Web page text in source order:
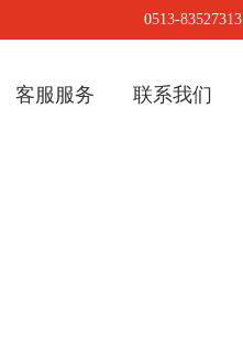
0513-83527313
客服服务 联系我们